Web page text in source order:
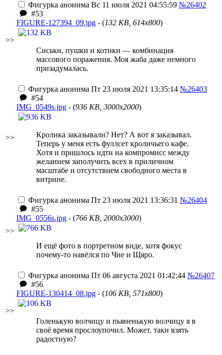
>>
Фигурка анонима Вс 11 июля 2021 04:55:59 №26402
#53
FIGURE-127394_09.jpg - (132 KB, 614x800)
Сиськи, пушки и котики — комбинация
массового поражения. Моя жаба даже немного
призадумалась.
>>
Фигурка анонима Пт 23 июля 2021 13:35:14 №26403
#54
IMG_0549s.jpg - (936 KB, 3000x2000)
Кролика заказывали? Нет? А вот я заказывал.
Теперь у меня есть фуллсет кроличьего кафе.
Хотя и пришлось идти на компромисс между
желанием заполучить всех в приличном
масштабе и отсутствием свободного места в
витрине.
>>
Фигурка анонима Пт 23 июля 2021 13:36:31 №26404
#55
IMG_0556s.jpg - (766 KB, 2000x3000)
И ещё фото в портретном виде, хотя фокус
почему-то навёлся по Чие и Щяро.
>>
Фигурка анонима Пт 06 августа 2021 01:42:44 №26407
#56
FIGURE-130414_08.jpg - (106 KB, 571x800)
Голенькую волчицу и пьяненькую волчицу я в
своё время прослоупочил. Может, таки взять
радостную?